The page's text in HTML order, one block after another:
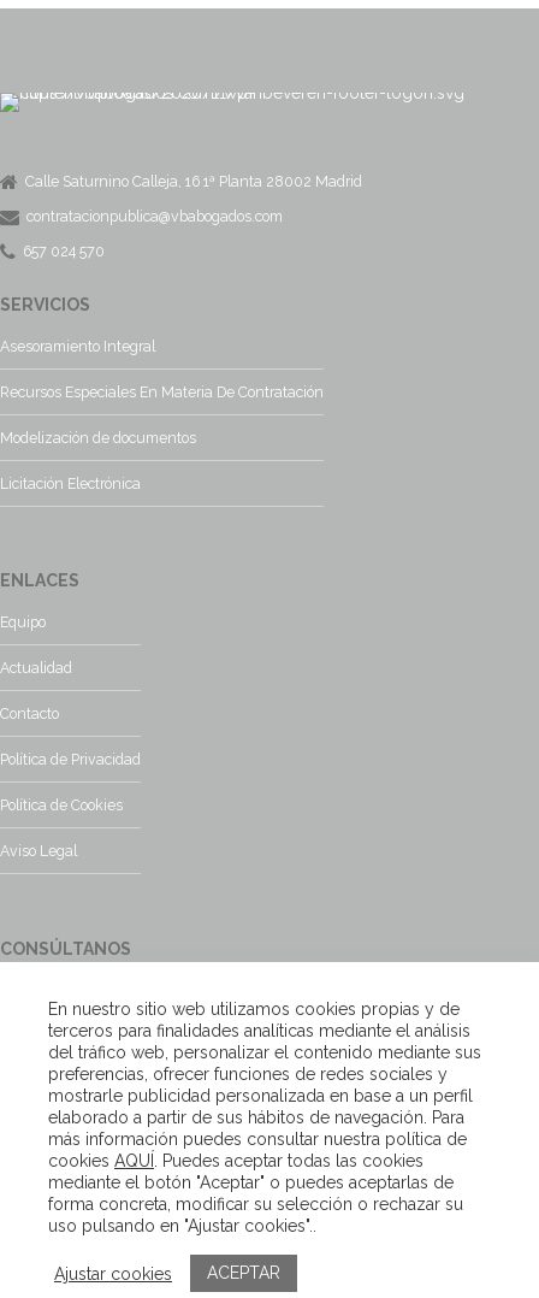
Calle Saturnino Calleja, 16 1ª Planta 28002 Madrid
contratacionpublica@vbabogados.com
657 024 570
SERVICIOS
Asesoramiento Integral
Recursos Especiales En Materia De Contratación
Modelización de documentos
Licitación Electrónica
ENLACES
Equipo
Actualidad
Contacto
Política de Privacidad
Política de Cookies
Aviso Legal
CONSÚLTANOS
encantados
Escríbenos
Copyright – Van Beveren 2020
En nuestro sitio web utilizamos cookies propias y de
terceros para finalidades analíticas mediante el análisis
del tráfico web, personalizar el contenido mediante sus
preferencias, ofrecer funciones de redes sociales y
mostrarle publicidad personalizada en base a un perfil
elaborado a partir de sus hábitos de navegación. Para
más información puedes consultar nuestra política de
cookies AQUÍ
. Puedes aceptar todas las cookies
mediante el botón "Aceptar" o puedes aceptarlas de
forma concreta, modificar su selección o rechazar su
uso pulsando en "Ajustar cookies"..
Ajustar cookies ACEPTAR